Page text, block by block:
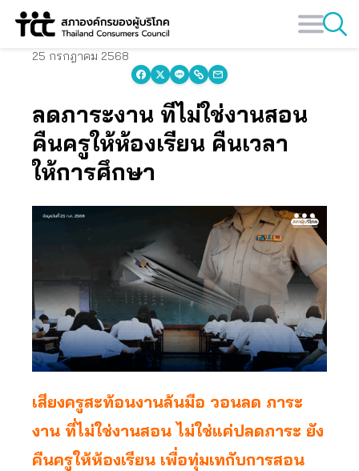
Skip
25 กรกฎาคม 2568
ลดภาระงาน ที่ไม่ใช่งานสอน
คืนครูให้ห้องเรียน คืนเวลา
ให้การศึกษา
เสียงครูสะท้อนงานล้นมือ วอนลด ภาระ
งาน ที่ไม่ใช่งานสอน ไม่ใช่แค่ปลดภาระ ยัง
คืนครูให้ห้องเรียน เพื่อทุ่มเทกับการสอน